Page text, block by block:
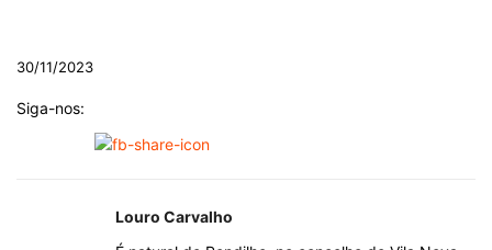
30/11/2023
Siga-nos:
Louro Carvalho